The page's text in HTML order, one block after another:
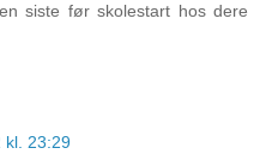
siste før skolestart hos dere
kl. 23:29